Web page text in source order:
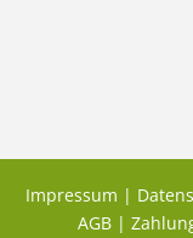
Impressum |
AGB |